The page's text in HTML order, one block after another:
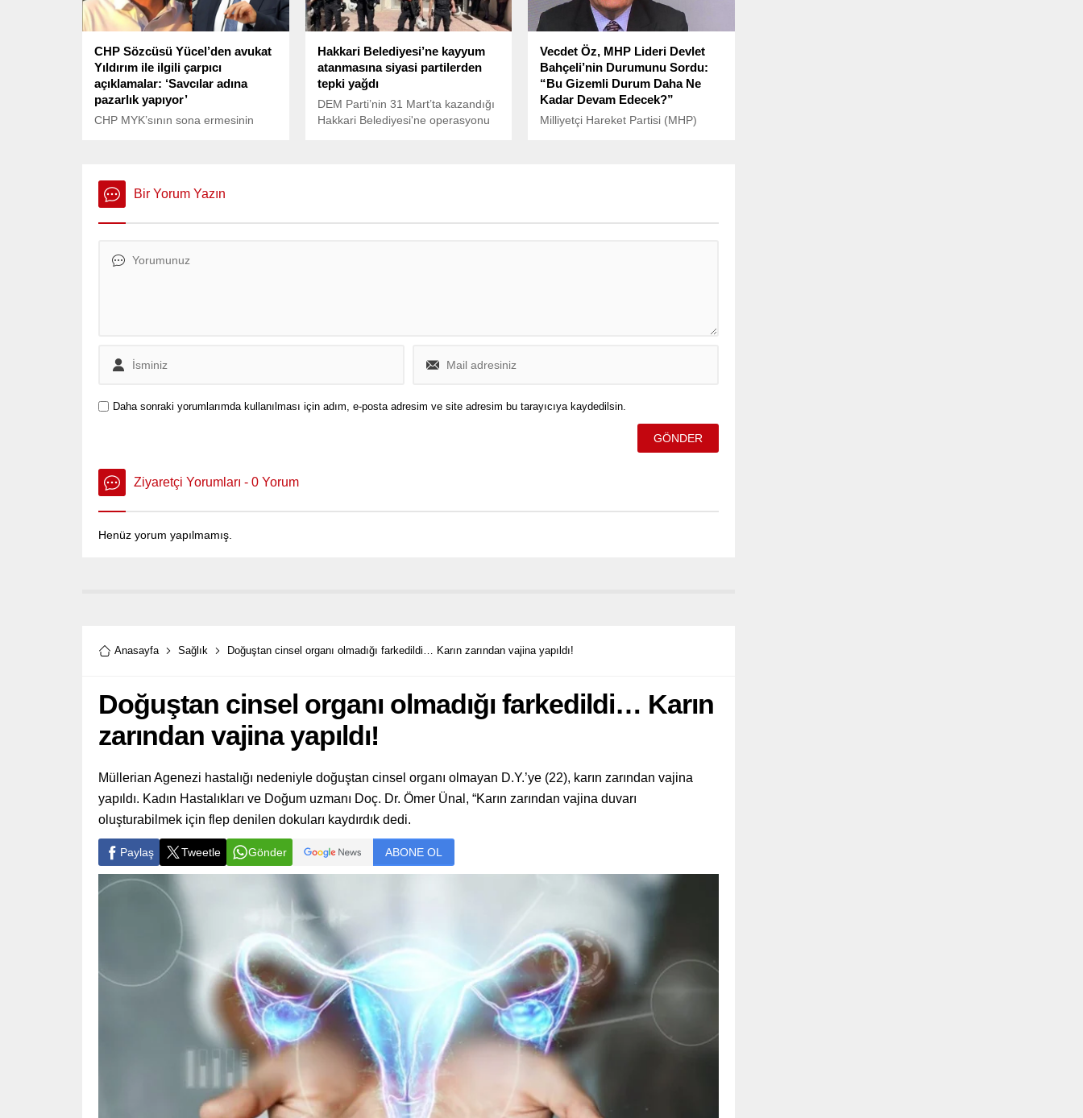
genel başkanlığa dönüş yolunu
açabileceğini savundu.
CHP Sözcüsü Yücel’den avukat
Yıldırım ile ilgili çarpıcı
açıklamalar: ‘Savcılar adına
pazarlık yapıyor’
CHP MYK’sının sona ermesinin
açıklamalarda bulundu. Yücel
Yıldırım’a ilişkin: “Bu avukat özel
ticareti” dedi.
Hakkari Belediyesi’ne kayyum
atanmasına siyasi partilerden
tepki yağdı
DEM Parti’nin 31 Mart’ta kazandığı
Hakkari Belediyesi'ne operasyonu
Vecdet Öz, MHP Lideri Devlet
Bahçeli’nin Durumunu Sordu:
“Bu Gizemli Durum Daha Ne
Kadar Devam Edecek?”
Milliyetçi Hareket Partisi (MHP)
Bir Yorum Yazın
Daha sonraki yorumlarımda kullanılması için adım, e-posta adresim ve site adresim bu tarayıcıya kaydedilsin.
Ziyaretçi Yorumları - 0 Yorum
Henüz yorum yapılmamış.
Anasayfa Sağlık Doğuştan cinsel organı olmadığı farkedildi… Karın zarından vajina yapıldı!
Doğuştan cinsel organı olmadığı farkedildi… Karın
zarından vajina yapıldı!
Müllerian Agenezi hastalığı nedeniyle doğuştan cinsel organı olmayan D.Y.’ye (22), karın zarından vajina
yapıldı. Kadın Hastalıkları ve Doğum uzmanı Doç. Dr. Ömer Ünal, “Karın zarından vajina duvarı
oluşturabilmek için flep denilen dokuları kaydırdık dedi.
Paylaş Tweetle Gönder ABONE OL